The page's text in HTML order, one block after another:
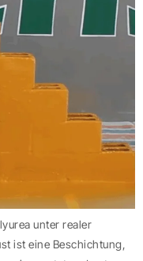
unter realer
ist eine Beschichtung,